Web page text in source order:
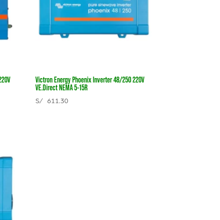
Victron Energy Phoenix Inverter 48/250 220V
VE.Direct NEMA 5-15R
S/ 611.30